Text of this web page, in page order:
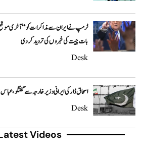
ٹرمپ نے ایران سے مذاکرات کو “آخری
بات چیت کی خبروں کی تردید کر دی
Desk
اسحاق ڈار کی ایرانی وزیر خارجہ سے گفتگو،
Desk
Videos